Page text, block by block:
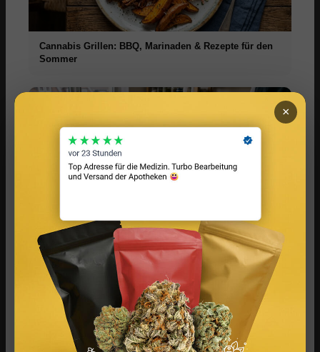
Cannabis Grillen: BBQ, Marinaden & Rezepte für den
Sommer
Infused Kitchen: Cannabis Rezepte für Backen,
Kochen, Grillen & Drinks
×